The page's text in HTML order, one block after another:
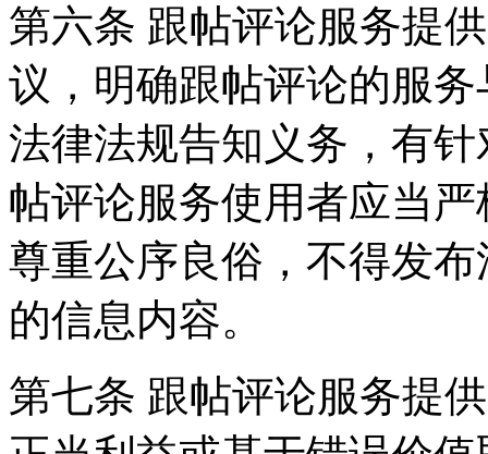
第六条 跟帖评论服务提
议，明确跟帖评论的服
法律法规告知义务，有
帖评论服务使用者应当
尊重公序良俗，不得发
的信息内容。
第七条 跟帖评论服务提